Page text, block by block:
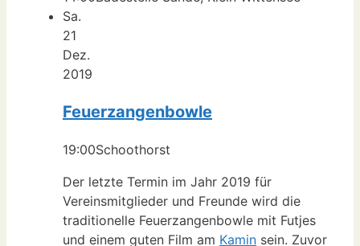
Sa.
21
Dez.
2019
Feuerzangenbowle
19:00Schoothorst
Der letzte Termin im Jahr 2019 für
Vereinsmitglieder und Freunde wird die
traditionelle Feuerzangenbowle mit Futjes
und einem guten Film am Kamin sein. Zuvor